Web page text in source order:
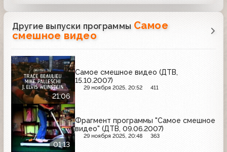
Другие выпуски программы Самое
смешное видео
21:06
Самое смешное видео (ДТВ,
15.10.2007)
29 ноября 2025, 20:52 411
01:13
Фрагмент программы "Самое смешное
видео" (ДТВ, 09.06.2007)
29 ноября 2025, 20:48 363